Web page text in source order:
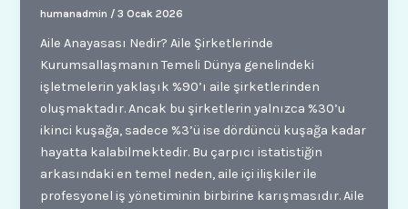
humanadmin /3 Ocak 2026
Aile Anayasası Nedir? Aile Şirketlerinde
Kurumsallaşmanın Temeli Dünya genelindeki
işletmelerin yaklaşık %90’ı aile şirketlerinden
oluşmaktadır. Ancak bu şirketlerin yalnızca %30’u
ikinci kuşağa, sadece %3’ü ise dördüncü kuşağa kadar
hayatta kalabilmektedir. Bu çarpıcı istatistiğin
arkasındaki en temel neden, aile içi ilişkiler ile
profesyonel iş yönetiminin birbirine karışmasıdır. Aile